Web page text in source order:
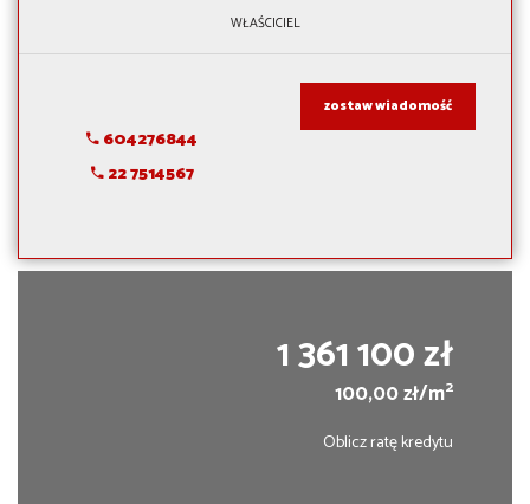
WŁAŚCICIEL
604276844
22 7514567
zostaw wiadomość
1 361 100 zł
100,00 zł/m2
Oblicz ratę kredytu